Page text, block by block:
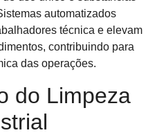
automatizados
técnica e elevam
contribuindo para
das operações.
do Limpeza